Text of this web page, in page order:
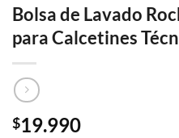
Bolsa de Lavado
para Calcetines
$19.990